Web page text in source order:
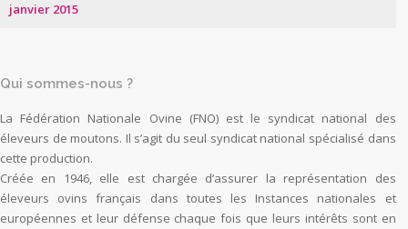
janvier 2015
Qui sommes-nous ?
La Fédération Nationale Ovine (FNO) est le syndicat national des
éleveurs de moutons. Il s’agit du seul syndicat national spécialisé dans
cette production.
Créée en 1946, elle est chargée d’assurer la représentation des
éleveurs ovins français dans toutes les Instances nationales et
européennes et leur défense chaque fois que leurs intérêts sont en